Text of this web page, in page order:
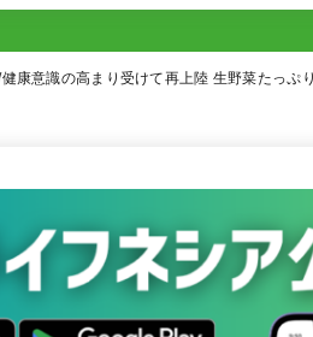
健康意識の高まり受けて再上陸 生野菜たっぷ